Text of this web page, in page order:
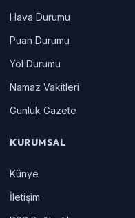
Hava Durumu
Puan Durumu
Yol Durumu
Namaz Vakitleri
Gunluk Gazete
KURUMSAL
Künye
İletişim